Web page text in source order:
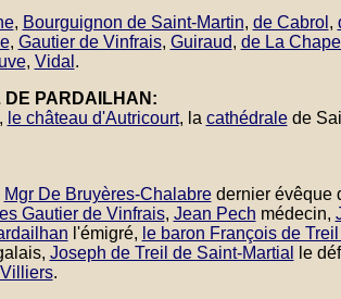
, Bourguignon de Saint-Martin, de Cabrol ,
, Gautier de Vinfrais, Guiraud, de La
, Vidal .
DE PARDAILHAN:
le château d'Autricourt, la cathédralede
Mgr De Bruyères-Chalabredernier évêque
Gautier de Vinfrais, Jean Pech médecin,
l'émigré, le baron François de
Joseph de Treil de Saint-Martial le
.